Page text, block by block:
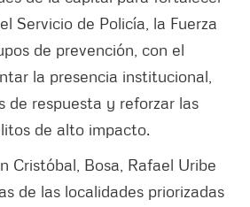
Servicio de Policía, la Fuerza
de prevención, con el
la presencia institucional,
de respuesta y reforzar las
de alto impacto.
Cristóbal, Bosa, Rafael Uribe
de las localidades priorizadas